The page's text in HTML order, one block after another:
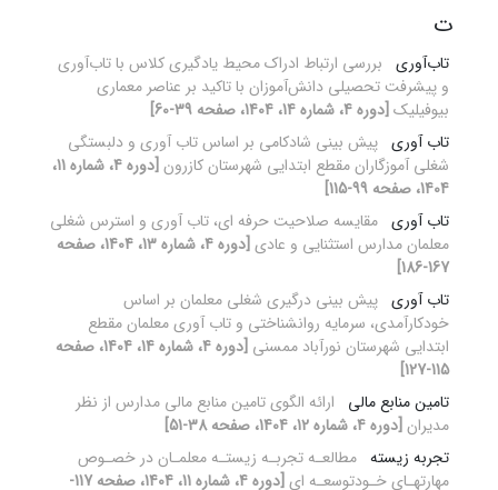
ت
تاب‌آوری بررسی ارتباط ادراک محیط یادگیری کلاس با تاب‌آوری
و پیشرفت تحصیلی دانش‌آموزان با تاکید بر عناصر معماری
بیوفیلیک [دوره 4، شماره 14، 1404، صفحه 39-60]
تاب آوری پیش بینی شادکامی بر اساس تاب آوری و دلبستگی
شغلی آموزگاران مقطع ابتدایی شهرستان کازرون
[دوره 4، شماره 11،
1404، صفحه 99-115]
تاب آوری مقایسه صلاحیت حرفه ای، تاب آوری و استرس شغلی
معلمان مدارس استثنایی و عادی
[دوره 4، شماره 13، 1404، صفحه
167-186]
تاب آوری پیش بینی درگیری شغلی معلمان بر اساس
خودکارآمدی، سرمایه روانشناختی و تاب آوری معلمان مقطع
ابتدایی شهرستان نورآباد ممسنی
[دوره 4، شماره 14، 1404، صفحه
115-127]
تامین منابع مالی
ارائه الگوی تامین منابع مالی مدارس از نظر
مدیران [دوره 4، شماره 12، 1404، صفحه 38-51]
تجربه زیسته مطالعـه تجربـه زیستـه معلمـان در خصـوص
مهارتهـای خـودتوسعـه ای
[دوره 4، شماره 11، 1404، صفحه 117-